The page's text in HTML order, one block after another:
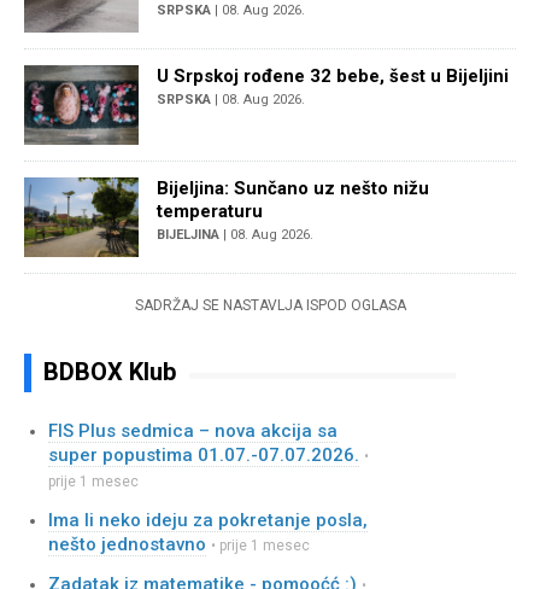
SRPSKA | 08. Aug 2026.
U Srpskoj rođene 32 bebe, šest u Bijeljini
SRPSKA | 08. Aug 2026.
Bijeljina: Sunčano uz nešto nižu
temperaturu
BIJELJINA | 08. Aug 2026.
SADRŽAJ SE NASTAVLJA ISPOD OGLASA
BDBOX Klub
FIS Plus sedmica – nova akcija sa
super popustima 01.07.-07.07.2026. •
prije 1 mesec
Ima li neko ideju za pokretanje posla,
nešto jednostavno • prije 1 mesec
Zadatak iz matematike - pomooćć :) •